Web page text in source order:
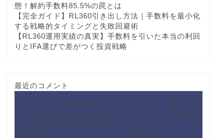
態！解約手数料85.5%の罠とは
【完全ガイド】RL360引き出し方法｜手数料を最小化
する戦略的タイミングと失敗回避術
【RL360運用実績の真実】手数料を引いた本当の利回
りとIFA選びで差がつく投資戦略
最近のコメント
【グローバル資産運用ならマイプロパティ 毎月5万
円で安心した老後資金を積み立てるオフショア保険の
個人年金保険の取り扱いを開始しました に マレーシ
ア教育移住のマイプロパティが2024年11月からお子